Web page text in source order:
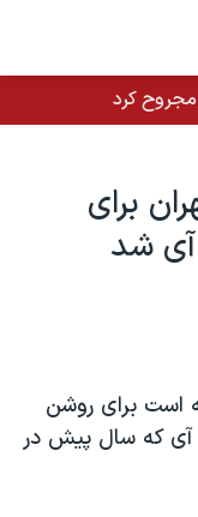
برای
آی شد
است برای روشن
که سال پیش در